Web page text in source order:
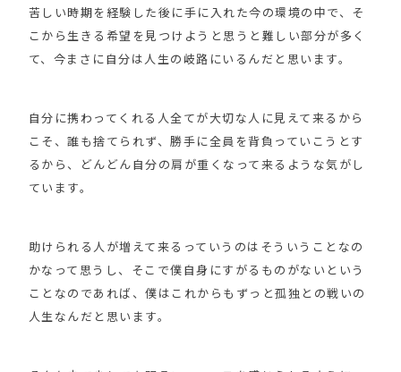
苦しい時期を経験した後に手に入れた今の環境の中で、そ
こから生きる希望を見つけようと思うと難しい部分が多く
て、今まさに自分は人生の岐路にいるんだと思います。
自分に携わってくれる人全てが大切な人に見えて来るから
こそ、誰も捨てられず、勝手に全員を背負っていこうとす
るから、どんどん自分の肩が重くなって来るような気がし
ています。
助けられる人が増えて来るっていうのはそういうことなの
かなって思うし、そこで僕自身にすがるものがないという
ことなのであれば、僕はこれからもずっと孤独との戦いの
人生なんだと思います。